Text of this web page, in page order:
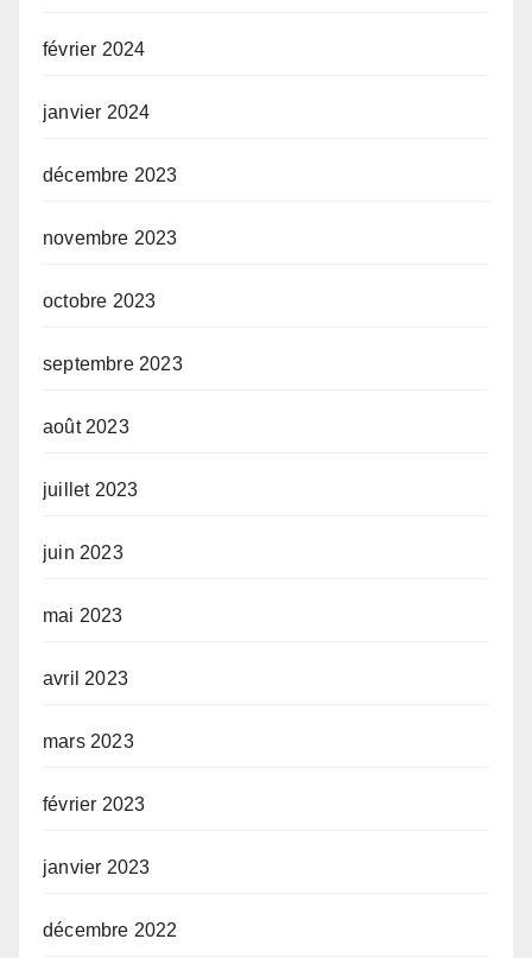
février 2024
janvier 2024
décembre 2023
novembre 2023
octobre 2023
septembre 2023
août 2023
juillet 2023
juin 2023
mai 2023
avril 2023
mars 2023
février 2023
janvier 2023
décembre 2022